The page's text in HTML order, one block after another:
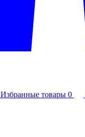
Избранные товары 0